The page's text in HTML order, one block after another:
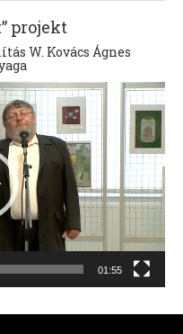
projekt
W. Kovács Ágnes
01:55